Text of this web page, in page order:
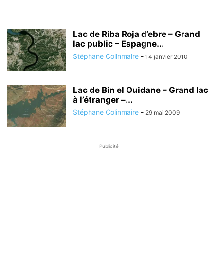
Lac de Riba Roja d’ebre – Grand
lac public – Espagne...
Stéphane Colinmaire - 14 janvier 2010
Lac de Bin el Ouidane – Grand lac
à l’étranger –...
Stéphane Colinmaire - 29 mai 2009
Publicité